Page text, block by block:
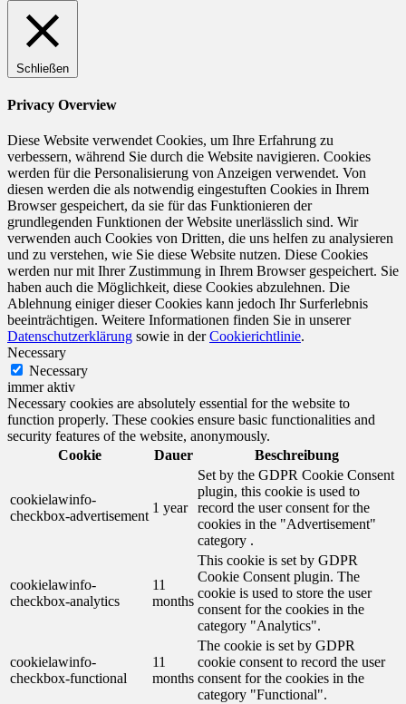
Schließen
Privacy Overview
Diese Website verwendet Cookies, um Ihre Erfahrung zu
verbessern, während Sie durch die Website navigieren. Cookies
werden für die Personalisierung von Anzeigen verwendet. Von
diesen werden die als notwendig eingestuften Cookies in Ihrem
Browser gespeichert, da sie für das Funktionieren der
grundlegenden Funktionen der Website unerlässlich sind. Wir
verwenden auch Cookies von Dritten, die uns helfen zu analysieren
und zu verstehen, wie Sie diese Website nutzen. Diese Cookies
werden nur mit Ihrer Zustimmung in Ihrem Browser gespeichert. Sie
haben auch die Möglichkeit, diese Cookies abzulehnen. Die
Ablehnung einiger dieser Cookies kann jedoch Ihr Surferlebnis
beeinträchtigen. Weitere Informationen finden Sie in unserer
Datenschutzerklärung sowie in derCookierichtlinie.
Necessary
Necessary
immer aktiv
Necessary cookies are absolutely essential for the website to
function properly. These cookies ensure basic functionalities and
security features of the website, anonymously.
Cookie
Dauer Beschreibung
cookielawinfo-
checkbox-advertisement
1 year
Set by the GDPR Cookie Consent
plugin, this cookie is used to
record the user consent for the
cookies in the "Advertisement"
category .
cookielawinfo-
checkbox-analytics
11
months
This cookie is set by GDPR
Cookie Consent plugin. The
cookie is used to store the user
consent for the cookies in the
category "Analytics".
cookielawinfo-
checkbox-functional
11
months
The cookie is set by GDPR
cookie consent to record the user
consent for the cookies in the
category "Functional".